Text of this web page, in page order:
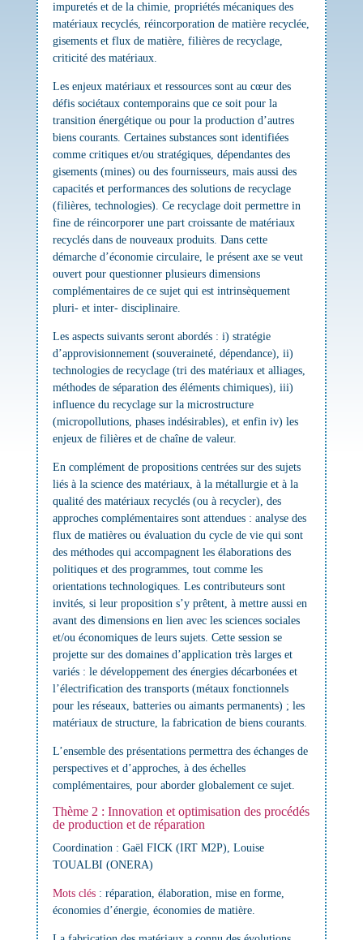
impuretés et de la chimie, propriétés mécaniques des
matériaux recyclés, réincorporation de matière recyclée,
gisements et flux de matière, filières de recyclage,
criticité des matériaux.
Les enjeux matériaux et ressources sont au cœur des
défis sociétaux contemporains que ce soit pour la
transition énergétique ou pour la production d’autres
biens courants. Certaines substances sont identifiées
comme critiques et/ou stratégiques, dépendantes des
gisements (mines) ou des fournisseurs, mais aussi des
capacités et performances des solutions de recyclage
(filières, technologies). Ce recyclage doit permettre in
fine de réincorporer une part croissante de matériaux
recyclés dans de nouveaux produits. Dans cette
démarche d’économie circulaire, le présent axe se veut
ouvert pour questionner plusieurs dimensions
complémentaires de ce sujet qui est intrinsèquement
pluri- et inter- disciplinaire.
Les aspects suivants seront abordés : i) stratégie
d’approvisionnement (souveraineté, dépendance), ii)
technologies de recyclage (tri des matériaux et alliages,
méthodes de séparation des éléments chimiques), iii)
influence du recyclage sur la microstructure
(micropollutions, phases indésirables), et enfin iv) les
enjeux de filières et de chaîne de valeur.
En complément de propositions centrées sur des sujets
liés à la science des matériaux, à la métallurgie et à la
qualité des matériaux recyclés (ou à recycler), des
approches complémentaires sont attendues : analyse des
flux de matières ou évaluation du cycle de vie qui sont
des méthodes qui accompagnent les élaborations des
politiques et des programmes, tout comme les
orientations technologiques. Les contributeurs sont
invités, si leur proposition s’y prêtent, à mettre aussi en
avant des dimensions en lien avec les sciences sociales
et/ou économiques de leurs sujets. Cette session se
projette sur des domaines d’application très larges et
variés : le développement des énergies décarbonées et
l’électrification des transports (métaux fonctionnels
pour les réseaux, batteries ou aimants permanents) ; les
matériaux de structure, la fabrication de biens courants.
L’ensemble des présentations permettra des échanges de
perspectives et d’approches, à des échelles
complémentaires, pour aborder globalement ce sujet.
Thème 2 : Innovation et optimisation des procédés
de production et de réparation
Coordination : Gaël FICK (IRT M2P), Louise
TOUALBI (ONERA)
Mots clés: réparation, élaboration, mise en forme,
économies d’énergie, économies de matière.